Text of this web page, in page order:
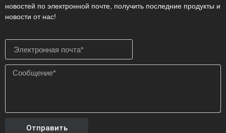
новостей по электронной почте, получить последние продукты и
новости от нас!
Отправить